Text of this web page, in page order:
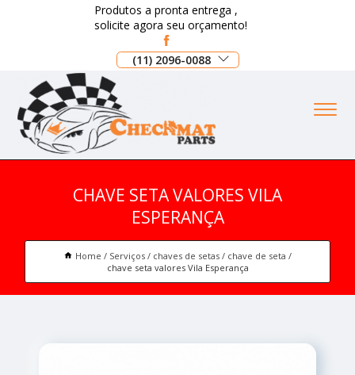
Produtos a pronta entrega ,
solicite agora seu orçamento!
(11) 2096-0088
CHAVE SETA VALORES VILA
ESPERANÇA
Home Serviços chaves de setas
chave de seta
chave seta valores Vila Esperança